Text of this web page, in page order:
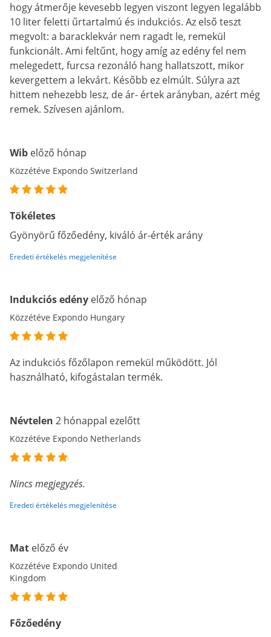
hogy átmerője kevesebb legyen viszont legyen legalább
10 liter feletti űrtartalmú és indukciós. Az első teszt
megvolt: a baracklekvár nem ragadt le, remekül
funkcionált. Ami feltűnt, hogy amíg az edény fel nem
melegedett, furcsa rezonáló hang hallatszott, mikor
kevergettem a lekvárt. Később ez elmúlt. Súlyra azt
hittem nehezebb lesz, de ár- értek arányban, azért még
remek. Szívesen ajánlom.
Wib előző hónap
Közzétéve Expondo Switzerland
Tökéletes
Gyönyörű főzőedény, kiváló ár-érték arány
Eredeti értékelés megjelenítése
Indukciós edény előző hónap
Közzétéve Expondo Hungary
Az indukciós főzőlapon remekül működött. Jól
használható, kifogástalan termék.
Névtelen 2 hónappal ezelőtt
Közzétéve Expondo Netherlands
Nincs megjegyzés.
Eredeti értékelés megjelenítése
Mat előző év
Közzétéve Expondo United
Kingdom
Főzőedény